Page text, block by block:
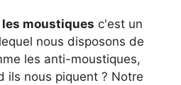
les moustiques c'est un
nous disposons de
les anti-moustiques,
ils nous piquent ? Notre